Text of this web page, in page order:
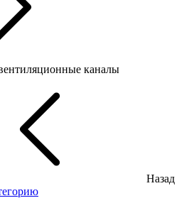
каналы
Назад